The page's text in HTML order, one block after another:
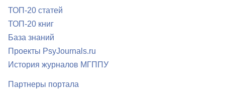
ТОП-20 статей
ТОП-20 книг
База знаний
Проекты PsyJournals.ru
История журналов МГППУ
Партнеры портала